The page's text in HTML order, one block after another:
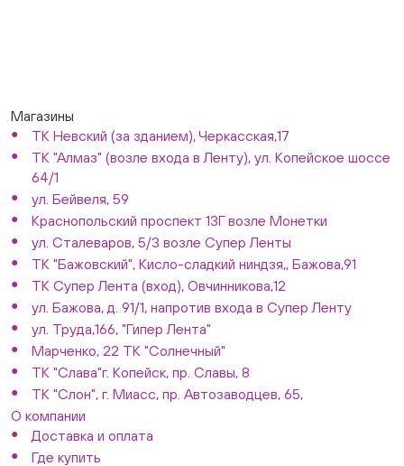
Магазины
ТК Невский (за зданием), Черкасская,17
ТК "Алмаз" (возле входа в Ленту), ул. Копейское шоссе
64/1
ул. Бейвеля, 59
Краснопольский проспект 13Г возле Монетки
ул. Сталеваров, 5/3 возле Супер Ленты
ТК "Бажовский", Кисло-сладкий ниндзя,, Бажова,91
ТК Супер Лента (вход), Овчинникова,12
ул. Бажова, д. 91/1, напротив входа в Супер Ленту
ул. Труда,166, "Гипер Лента"
Марченко, 22 ТК "Солнечный"
ТК "Слава"г. Копейск, пр. Славы, 8
ТК "Слон", г. Миасс, пр. Автозаводцев, 65,
О компании
Доставка и оплата
Где купить